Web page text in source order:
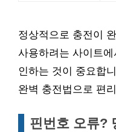
정상적으로 충전이
사용하려는 사이트
인하는 것이 중요합
완벽 충전법으로 편
핀번호 오류?